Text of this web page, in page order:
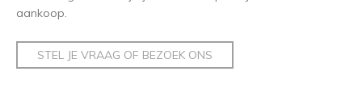
aankoop.
STEL JE VRAAG OF BEZOEK ONS